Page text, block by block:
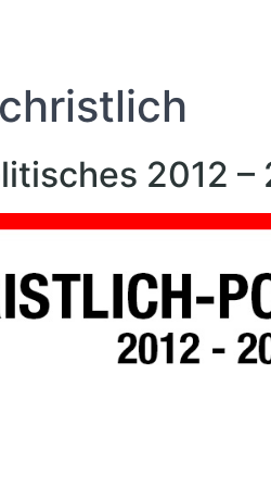
christlich
2012 –